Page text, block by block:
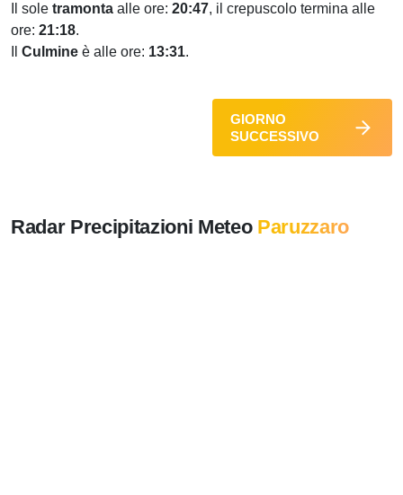
Il sole tramonta alle ore: 20:47, il crepuscolo termina alle
ore: 21:18.
Culmine è alle ore: 13:31.
GIORNO
SUCCESSIVO
Radar Precipitazioni Meteo Paruzzaro